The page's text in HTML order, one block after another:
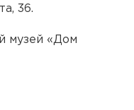
36.
музей «Дом